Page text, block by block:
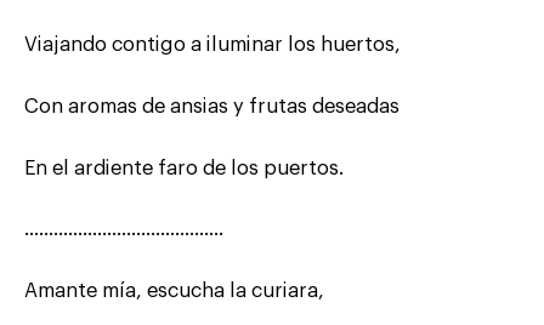
Viajando contigo a iluminar los huertos,
Con aromas de ansias y frutas deseadas
En el ardiente faro de los puertos.
…………………………………..
Amante mía, escucha la curiara,